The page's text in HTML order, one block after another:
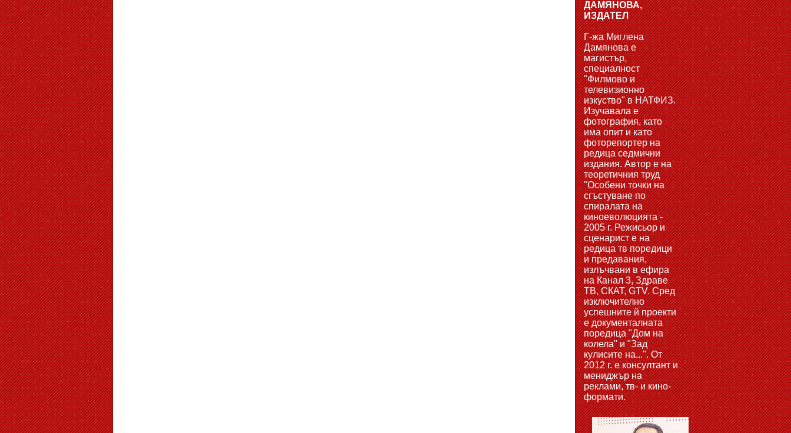
ДАМЯНОВА,
ИЗДАТЕЛ
Г-жа Миглена
Дамянова е
магистър,
специалност
"Филмово и
телевизионно
изкуство" в НАТФИЗ.
Изучавала е
фотография, като
има опит и като
фоторепортер на
редица седмични
издания. Автор е на
теоретичния труд
"Особени точки на
сгъстуване по
спиралата на
киноеволюцията -
2005 г. Режисьор и
сценарист е на
редица тв поредици
и предавания,
излъчвани в ефира
на Канал 3, Здраве
ТВ, СКАТ, GTV. Сред
изключително
успешните й проекти
е документалната
поредица "Дом на
колела" и "Зад
кулисите на...". От
2012 г. е консултант и
мениджър на
реклами, тв- и кино-
формати.